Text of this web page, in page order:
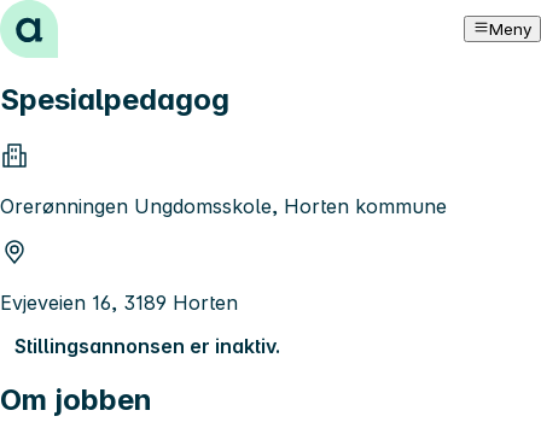
Hopp til innhold Meny
Spesialpedagog
Orerønningen Ungdomsskole, Horten kommune
Evjeveien 16, 3189 Horten
Stillingsannonsen er inaktiv.
Om jobben